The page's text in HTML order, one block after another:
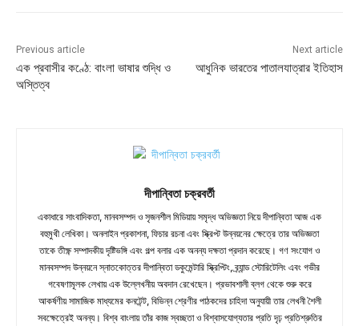
Previous article
এক প্রবাসীর কণ্ঠে: বাংলা ভাষার শুদ্ধি ও
অস্তিত্ব
Next article
আধুনিক ভারতের পাতালযাত্রার ইতিহাস
দীপান্বিতা চক্রবর্তী
একাধারে সাংবাদিকতা, মানবসম্পদ ও সৃজনশীল মিডিয়ায় সমৃদ্ধ অভিজ্ঞতা নিয়ে দীপান্বিতা আজ এক
বহুমুখী লেখিকা। অনলাইন প্রকাশনা, ফিচার রচনা এবং স্ক্রিপ্ট উন্নয়নের ক্ষেত্রে তার অভিজ্ঞতা
তাকে তীক্ষ্ণ সম্পাদকীয় দৃষ্টিভঙ্গি এবং গল্প বলার এক অনন্য দক্ষতা প্রদান করেছে। গণ সংযোগ ও
মানবসম্পদ উন্নয়নে স্নাতকোত্তর দীপান্বিতা ডকুমেন্টারি স্ক্রিপ্টিং, ব্র্যান্ড স্টোরিটেলিং এবং গভীর
গবেষণামূলক লেখায় এক উল্লেখনীয় অবদান রেখেছেন। প্রভাবশালী ব্লগ থেকে শুরু করে
আকর্ষণীয় সামাজিক মাধ্যমের কনটেন্ট, বিভিন্ন শ্রেণীর পাঠকদের চাহিদা অনুযায়ী তার লেখনী শৈলী
সবক্ষেত্রেই অনন্য। বিশ্ব বাংলায় তাঁর কাজ স্বচ্ছতা ও বিশ্বাসযোগ্যতার প্রতি দৃঢ় প্রতিশ্রুতির